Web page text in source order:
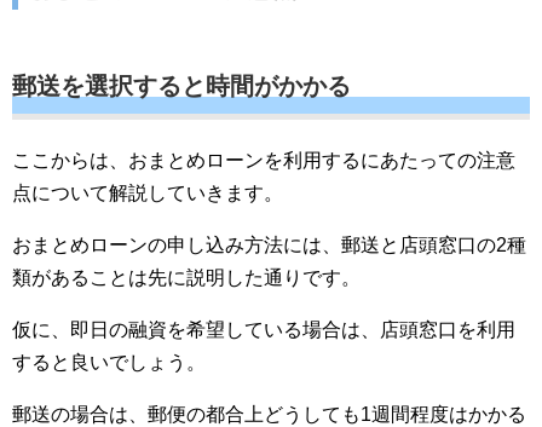
郵送を選択すると時間がかかる
ここからは、おまとめローンを利用するにあたっての注意
点について解説していきます。
おまとめローンの申し込み方法には、郵送と店頭窓口の2種
類があることは先に説明した通りです。
仮に、即日の融資を希望している場合は、店頭窓口を利用
すると良いでしょう。
郵送の場合は、郵便の都合上どうしても1週間程度はかかる